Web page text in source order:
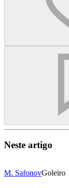
Neste artigo
M. SafonovGoleiro